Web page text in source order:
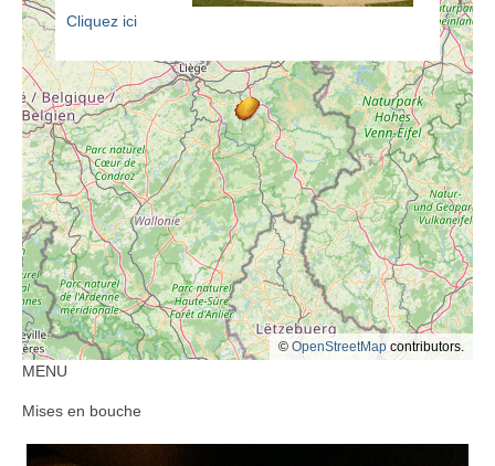
Cliquez ici
© OpenStreetMap contributors.
MENU
Mises en bouche